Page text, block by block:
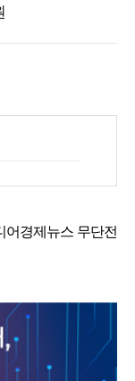
경제뉴스 무단전